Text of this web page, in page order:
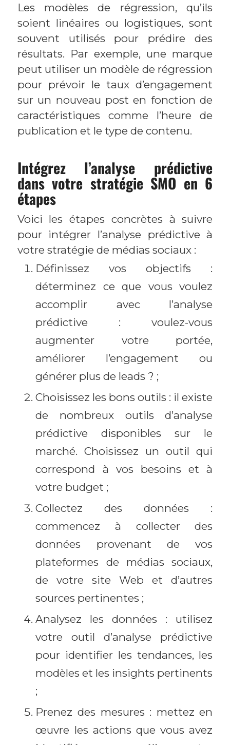
Les modèles de régression, qu’ils
soient linéaires ou logistiques, sont
souvent utilisés pour prédire des
résultats. Par exemple, une marque
peut utiliser un modèle de régression
pour prévoir le taux d’engagement
sur un nouveau post en fonction de
caractéristiques comme l’heure de
publication et le type de contenu.
Intégrez l’analyse prédictive
dans votre stratégie SMO en 6
étapes
Voici les étapes concrètes à suivre
pour intégrer l’analyse prédictive à
votre stratégie de médias sociaux :
Définissez vos objectifs :
déterminez ce que vous voulez
accomplir avec l’analyse
prédictive : voulez-vous
augmenter votre portée,
améliorer l’engagement ou
générer plus de leads ? ;
Choisissez les bons outils : il existe
de nombreux outils d’analyse
prédictive disponibles sur le
marché. Choisissez un outil qui
correspond à vos besoins et à
votre budget ;
Collectez des données :
commencez à collecter des
données provenant de vos
plateformes de médias sociaux,
de votre site Web et d’autres
sources pertinentes ;
Analysez les données : utilisez
votre outil d’analyse prédictive
pour identifier les tendances, les
modèles et les insights pertinents
;
Prenez des mesures : mettez en
œuvre les actions que vous avez